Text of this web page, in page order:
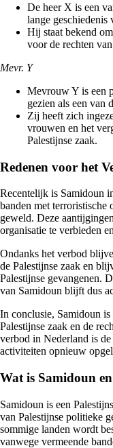
De heer X is een
lange geschiedenis
Hij staat bekend
voor de rechten
Mevr. Y
Mevrouw Y is een
gezien als een van
Zij heeft zich
vrouwen en het
Palestijnse zaak.
Redenen voor het
Recentelijk is Samidoun
banden met terroristische
geweld. Deze
organisatie te verbieden
Ondanks het verbod
de Palestijnse zaak en
Palestijnse gevangenen.
van Samidoun blijft dus
In conclusie, Samidoun
Palestijnse zaak en de
verbod in Nederland is
activiteiten opnieuw
Wat is Samidoun
Samidoun is een
van Palestijnse politieke
sommige landen wordt
vanwege vermeende